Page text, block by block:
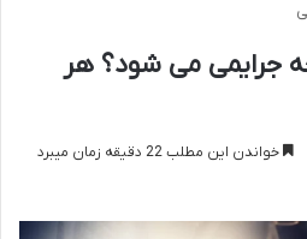
جرایمی می شود؟ هر
خواندن این مطلب 22 دقیقه زمان میبرد